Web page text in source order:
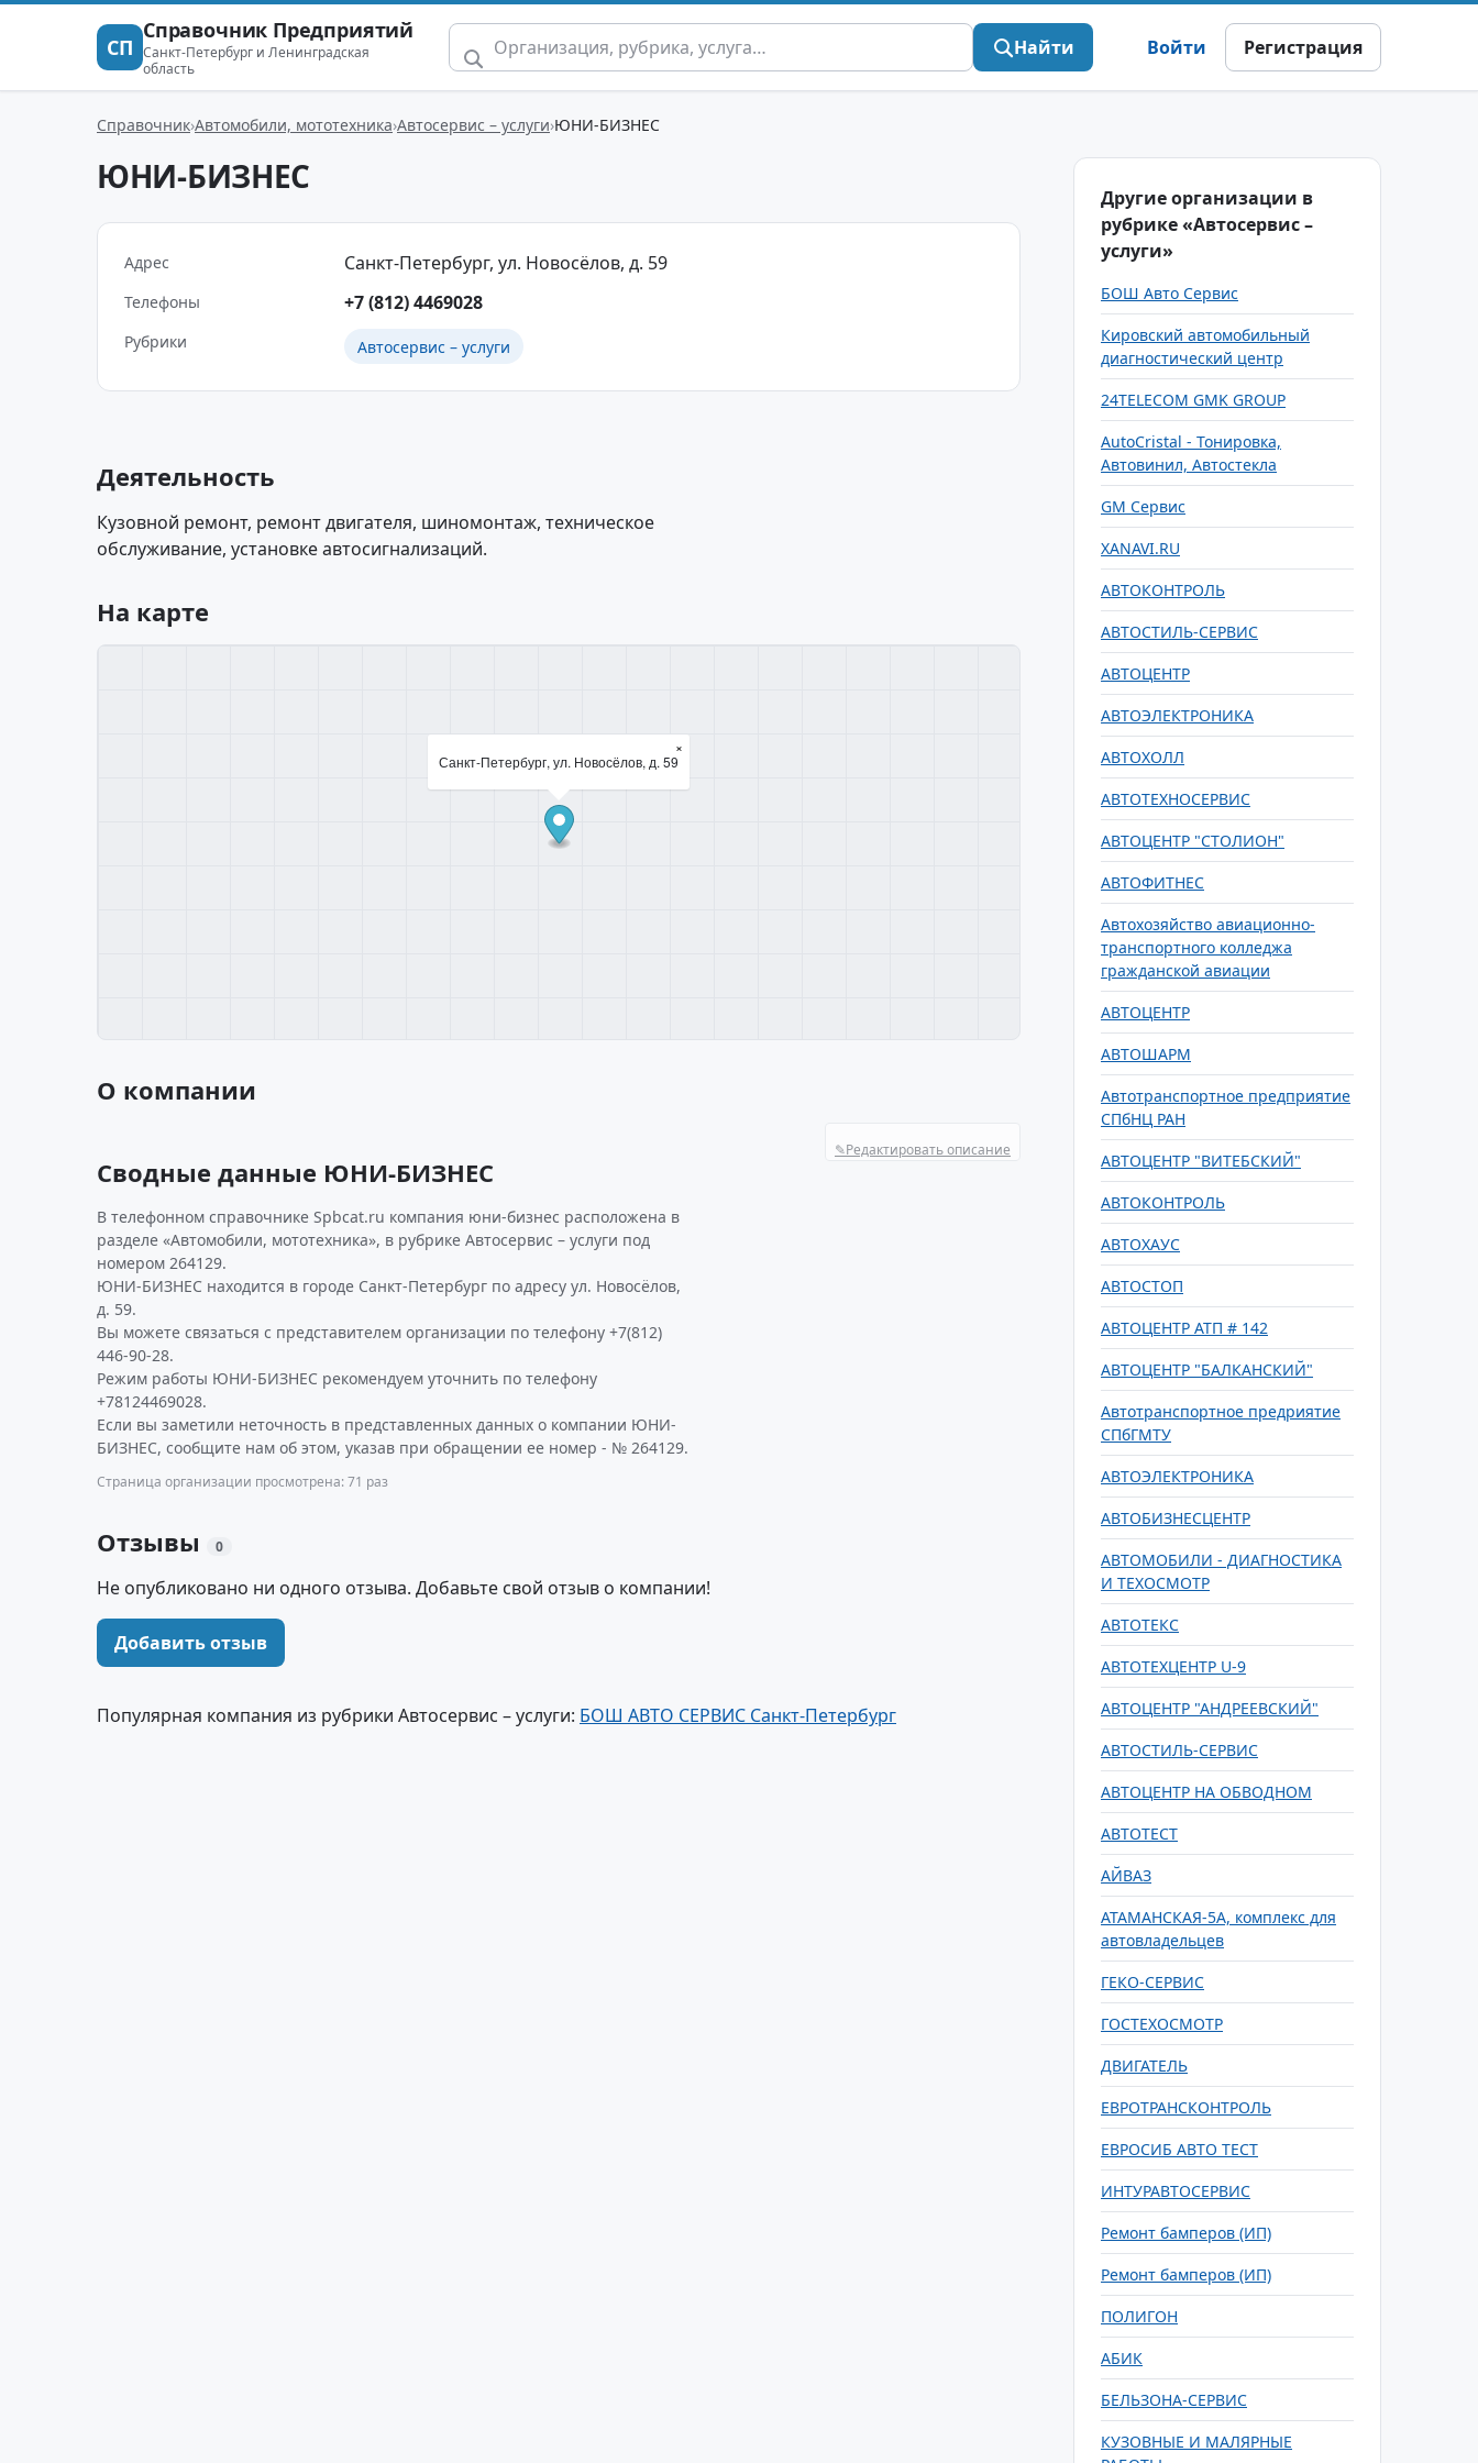
СП
Справочник Предприятий
Санкт-Петербург и Ленинградская
область
Найти Войти Регистрация
Справочник Автомобили, мототехника Автосервис – услуги ЮНИ-БИЗНЕС
ЮНИ-БИЗНЕС
Адрес Санкт-Петербург, ул. Новосёлов, д. 59
Телефоны +7 (812) 4469028
Рубрики Автосервис – услуги
Деятельность
Кузовной ремонт, ремонт двигателя, шиномонтаж, техническое
обслуживание, установке автосигнализаций.
На карте
Санкт-Петербург, ул. Новосёлов, д. 59
×
О компании
✎Редактировать описание
Сводные данные ЮНИ-БИЗНЕС
В телефонном справочнике Spbcat.ru компания юни-бизнес расположена в
разделе «Автомобили, мототехника», в рубрике Автосервис – услуги под
номером 264129.
ЮНИ-БИЗНЕС находится в городе Санкт-Петербург по адресу ул. Новосёлов,
д. 59.
Вы можете связаться с представителем организации по телефону +7(812)
446-90-28.
Режим работы ЮНИ-БИЗНЕС рекомендуем уточнить по телефону
+78124469028.
Если вы заметили неточность в представленных данных о компании ЮНИ-
БИЗНЕС, сообщите нам об этом, указав при обращении ее номер - № 264129.
Страница организации просмотрена: 71 раз
Отзывы 0
Не опубликовано ни одного отзыва. Добавьте свой отзыв о компании!
Добавить отзыв
Популярная компания из рубрики Автосервис – услуги: БОШ АВТО СЕРВИС Санкт-Петербург
Другие организации в
рубрике «Автосервис –
услуги»
БОШ Авто Сервис
Кировский автомобильный
диагностический центр
24TELECOM GMK GROUP
AutoCristal - Тонировка,
Автовинил, Автостекла
GM Сервис
XANAVI.RU
АВТОКОНТРОЛЬ
АВТОСТИЛЬ-СЕРВИС
АВТОЦЕНТР
АВТОЭЛЕКТРОНИКА
АВТОХОЛЛ
АВТОТЕХНОСЕРВИС
АВТОЦЕНТР "СТОЛИОН"
АВТОФИТНЕС
Автохозяйство авиационно-
транспортного колледжа
гражданской авиации
АВТОЦЕНТР
АВТОШАРМ
Автотранспортное предприятие
СПбНЦ РАН
АВТОЦЕНТР "ВИТЕБСКИЙ"
АВТОКОНТРОЛЬ
АВТОХАУС
АВТОСТОП
АВТОЦЕНТР АТП # 142
АВТОЦЕНТР "БАЛКАНСКИЙ"
Автотранспортное предриятие
СПбГМТУ
АВТОЭЛЕКТРОНИКА
АВТОБИЗНЕСЦЕНТР
АВТОМОБИЛИ - ДИАГНОСТИКА
И ТЕХОСМОТР
АВТОТЕКС
АВТОТЕХЦЕНТР U-9
АВТОЦЕНТР "АНДРЕЕВСКИЙ"
АВТОСТИЛЬ-СЕРВИС
АВТОЦЕНТР НА ОБВОДНОМ
АВТОТЕСТ
АЙВАЗ
АТАМАНСКАЯ-5А, комплекс для
автовладельцев
ГЕКО-СЕРВИС
ГОСТЕХОСМОТР
ДВИГАТЕЛЬ
ЕВРОТРАНСКОНТРОЛЬ
ЕВРОСИБ АВТО ТЕСТ
ИНТУРАВТОСЕРВИС
Ремонт бамперов (ИП)
Ремонт бамперов (ИП)
ПОЛИГОН
АБИК
БЕЛЬЗОНА-СЕРВИС
КУЗОВНЫЕ И МАЛЯРНЫЕ